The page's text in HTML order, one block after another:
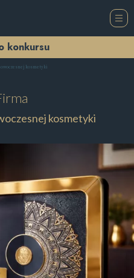
konkursu
kosmetyki
kosmetyki